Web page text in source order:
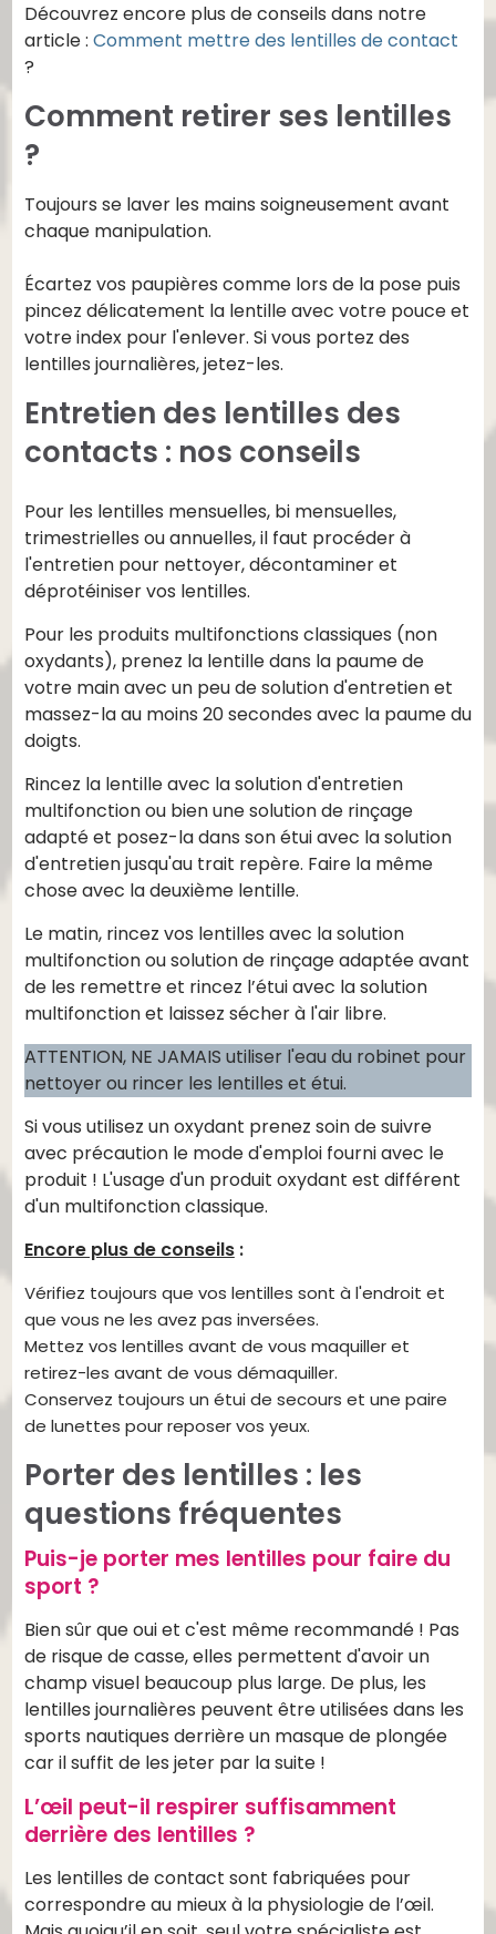
Découvrez encore plus de conseils dans notre
article : Comment mettre des lentilles de contact
?
Comment retirer ses lentilles
?
Toujours se laver les mains soigneusement avant
chaque manipulation.
Écartez vos paupières comme lors de la pose puis
pincez délicatement la lentille avec votre pouce et
votre index pour l'enlever. Si vous portez des
lentilles journalières, jetez-les.
Entretien des lentilles des
contacts : nos conseils
Pour les lentilles mensuelles, bi mensuelles,
trimestrielles ou annuelles, il faut procéder à
l'entretien pour nettoyer, décontaminer et
déprotéiniser vos lentilles.
Pour les produits multifonctions classiques (non
oxydants), prenez la lentille dans la paume de
votre main avec un peu de solution d'entretien et
massez-la au moins 20 secondes avec la paume du
doigts.
Rincez la lentille avec la solution d'entretien
multifonction ou bien une solution de rinçage
adapté et posez-la dans son étui avec la solution
d'entretien jusqu'au trait repère. Faire la même
chose avec la deuxième lentille.
Le matin, rincez vos lentilles avec la solution
multifonction ou solution de rinçage adaptée avant
de les remettre et rincez l’étui avec la solution
multifonction et laissez sécher à l'air libre.
ATTENTION, NE JAMAIS utiliser l'eau du robinet pour
nettoyer ou rincer les lentilles et étui.
Si vous utilisez un oxydant prenez soin de suivre
avec précaution le mode d'emploi fourni avec le
produit ! L'usage d'un produit oxydant est différent
d'un multifonction classique.
Encore plus de conseils:
Vérifiez toujours que vos lentilles sont à l'endroit et
que vous ne les avez pas inversées.
Mettez vos lentilles avant de vous maquiller et
retirez-les avant de vous démaquiller.
Conservez toujours un étui de secours et une paire
de lunettes pour reposer vos yeux.
Porter des lentilles : les
questions fréquentes
Puis-je porter mes lentilles pour faire du
sport ?
Bien sûr que oui et c'est même recommandé ! Pas
de risque de casse, elles permettent d'avoir un
champ visuel beaucoup plus large. De plus, les
lentilles journalières peuvent être utilisées dans les
sports nautiques derrière un masque de plongée
car il suffit de les jeter par la suite !
L’œil peut-il respirer suffisamment
derrière des lentilles ?
Les lentilles de contact sont fabriquées pour
correspondre au mieux à la physiologie de l’œil.